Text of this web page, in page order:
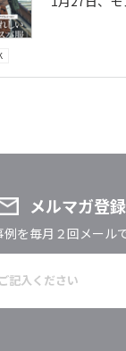
メルマガ登録
を毎月２回メール